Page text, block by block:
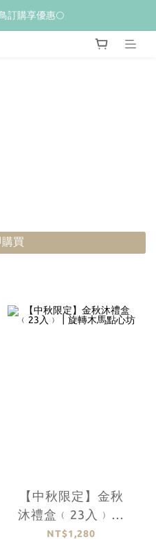
員贈$𝟭𝟬𝟬購物金
訂購享優惠🌕
買
【中秋限定】金秋
沐禮盒﹙23入﹚┃
旋轉木馬點心坊
NT$1,280